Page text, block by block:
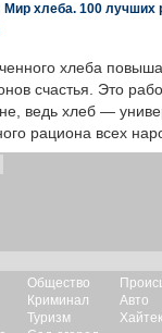
хлеба. 100 лучших
хлеба
счастья. Это
ведь хлеб —
рациона всех
Общество
Криминал
Туризм
Авто
Хайтек